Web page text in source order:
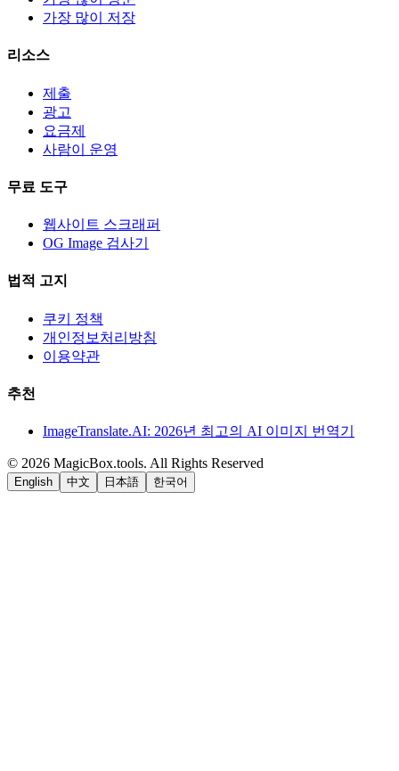
가장 많이 저장
리소스
제출
광고
요금제
사람이 운영
무료 도구
웹사이트 스크래퍼
OG Image 검사기
법적 고지
쿠키 정책
개인정보처리방침
이용약관
추천
ImageTranslate.AI: 2026년 최고의 AI 이미지 번역기
© 2026 MagicBox.tools. All Rights Reserved
English 中文 日本語 한국어